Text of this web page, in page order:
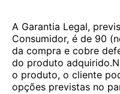
A Garantia Legal,
Consumidor, é de 90
da compra e cobre
do produto
o produto, o cliente
opções previstas no